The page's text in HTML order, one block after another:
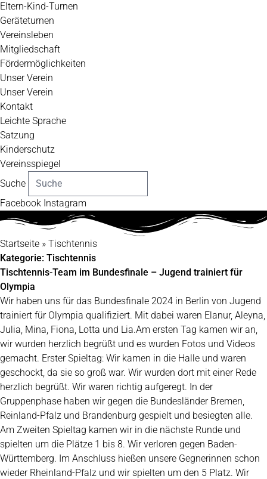
Eltern-Kind-Turnen
Geräteturnen
Vereinsleben
Mitgliedschaft
Fördermöglichkeiten
Unser Verein
Unser Verein
Kontakt
Leichte Sprache
Satzung
Kinderschutz
Vereinsspiegel
Suche
Facebook Instagram
Startseite » Tischtennis
Kategorie: Tischtennis
Tischtennis-Team im Bundesfinale – Jugend trainiert für
Olympia
Wir haben uns für das Bundesfinale 2024 in Berlin von Jugend
trainiert für Olympia qualifiziert. Mit dabei waren Elanur, Aleyna,
Julia, Mina, Fiona, Lotta und Lia.Am ersten Tag kamen wir an,
wir wurden herzlich begrüßt und es wurden Fotos und Videos
gemacht. Erster Spieltag: Wir kamen in die Halle und waren
geschockt, da sie so groß war. Wir wurden dort mit einer Rede
herzlich begrüßt. Wir waren richtig aufgeregt. In der
Gruppenphase haben wir gegen die Bundesländer Bremen,
Reinland-Pfalz und Brandenburg gespielt und besiegten alle.
Am Zweiten Spieltag kamen wir in die nächste Runde und
spielten um die Plätze 1 bis 8. Wir verloren gegen Baden-
Württemberg. Im Anschluss hießen unsere Gegnerinnen schon
wieder Rheinland-Pfalz und wir spielten um den 5 Platz. Wir